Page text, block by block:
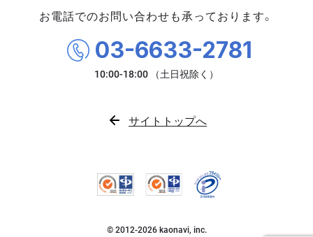
お電話でのお問い合わせも承っております。
03-6633-2781
サイトトップへ
© 2012-2026kaonavi, inc.